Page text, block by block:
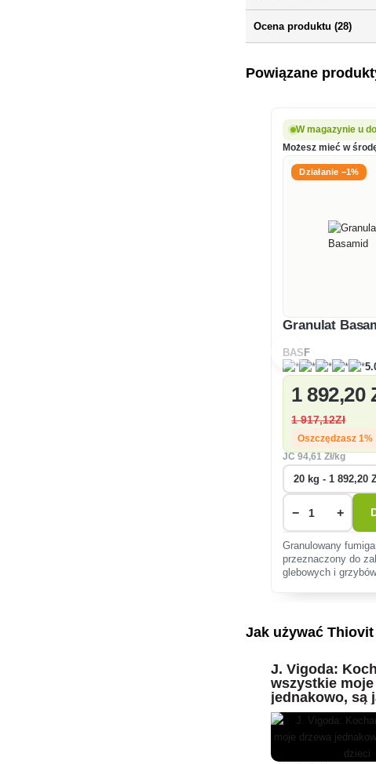
Ocena produktu (28)
Powiązane
W magazynie u
Możesz mieć w
Działanie −1%
Granulat
BASF
1 892,20
1 917,12Zł
Oszczędzasz 1%
JC94,61 Zł/kg
− +
Granulowany
przeznaczony do
glebowych i
Jak używać
J. Vigoda:
wszystkie
jednakowo, są
dzieci